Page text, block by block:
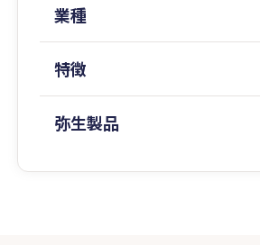
業種
特徴
弥生製品